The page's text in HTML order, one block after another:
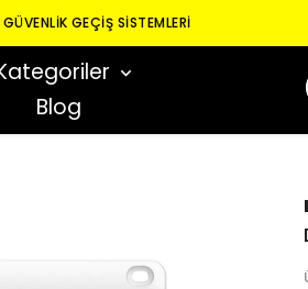
GÜVENLIK GEÇIŞ SISTEMLERI
Blog